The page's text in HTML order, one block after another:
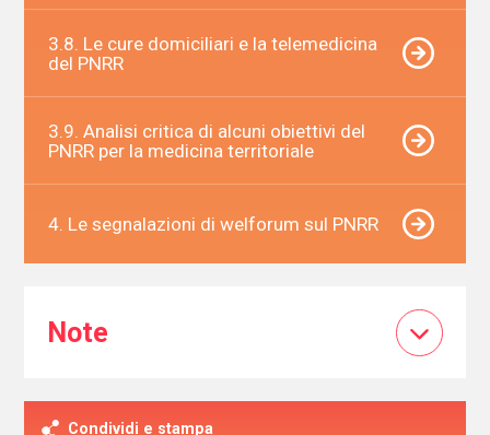
3.8. Le cure domiciliari e la telemedicina
del PNRR
3.9. Analisi critica di alcuni obiettivi del
PNRR per la medicina territoriale
4. Le segnalazioni di welforum sul PNRR
Note
Condividi e stampa